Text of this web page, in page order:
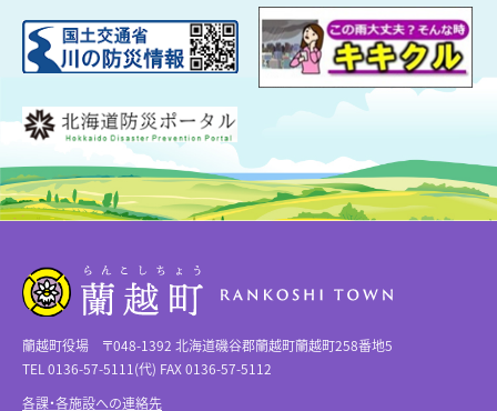
蘭越町役場 〒048-1392 北海道磯谷郡蘭越町蘭越町258番地5
TEL 0136-57-5111(代) FAX 0136-57-5112
各課・各施設への連絡先